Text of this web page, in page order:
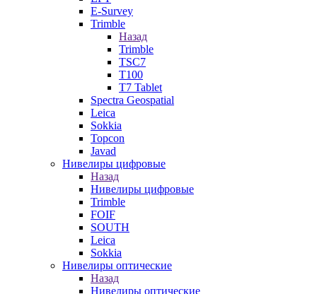
E-Survey
Trimble
Назад
Trimble
TSC7
T100
T7 Tablet
Spectra Geospatial
Leica
Sokkia
Topcon
Javad
Нивелиры цифровые
Назад
Нивелиры цифровые
Trimble
FOIF
SOUTH
Leica
Sokkia
Нивелиры оптические
Назад
Нивелиры оптические